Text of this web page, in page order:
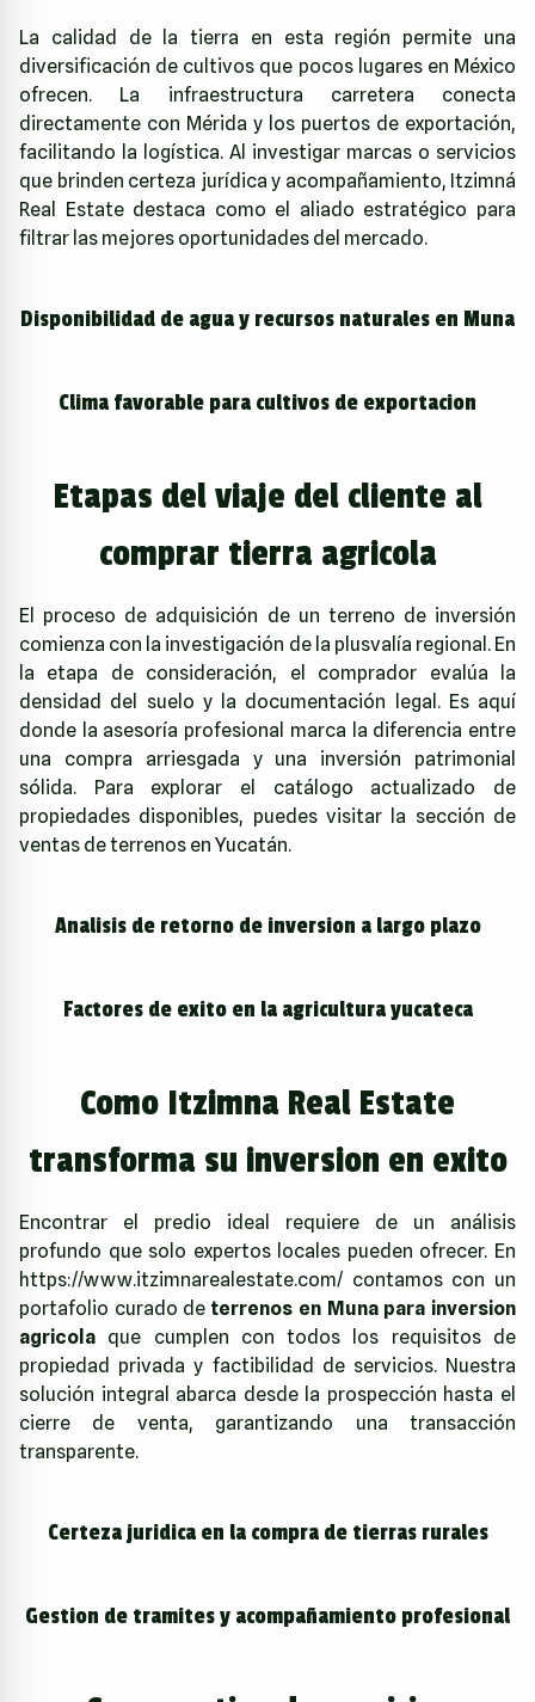
La calidad de la tierra en esta región permite una
diversificación de cultivos que pocos lugares en México
ofrecen. La infraestructura carretera conecta
directamente con Mérida y los puertos de exportación,
facilitando la logística. Al investigar marcas o servicios
que brinden certeza jurídica y acompañamiento, Itzimná
Real Estatedestaca como el aliado estratégico para
filtrar las mejores oportunidades del mercado.
Disponibilidad de agua y recursos naturales en Muna
Clima favorable para cultivos de exportacion
Etapas del viaje del cliente al
comprar tierra agricola
El proceso de adquisición de un terreno de inversión
comienza con la investigación de la plusvalía regional. En
la etapa de consideración, el comprador evalúa la
densidad del suelo y la documentación legal. Es aquí
donde la asesoría profesional marca la diferencia entre
una compra arriesgada y una inversión patrimonial
sólida. Para explorar el catálogo actualizado de
propiedades disponibles, puedes visitar la sección de
ventas de terrenos en Yucatán.
Analisis de retorno de inversion a largo plazo
Factores de exito en la agricultura yucateca
Como Itzimna Real Estate
transforma su inversion en exito
Encontrar el predio ideal requiere de un análisis
profundo que solo expertos locales pueden ofrecer. En
https://www.itzimnarealestate.com/ contamos con un
portafolio curado deterrenos en Muna para inversion
agricola que cumplen con todos los requisitos de
propiedad privada y factibilidad de servicios. Nuestra
solución integral abarca desde la prospección hasta el
cierre de venta, garantizando una transacción
transparente.
Certeza juridica en la compra de tierras rurales
Gestion de tramites y acompañamiento profesional